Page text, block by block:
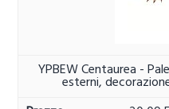
YPBEW Centaurea -
esterni,